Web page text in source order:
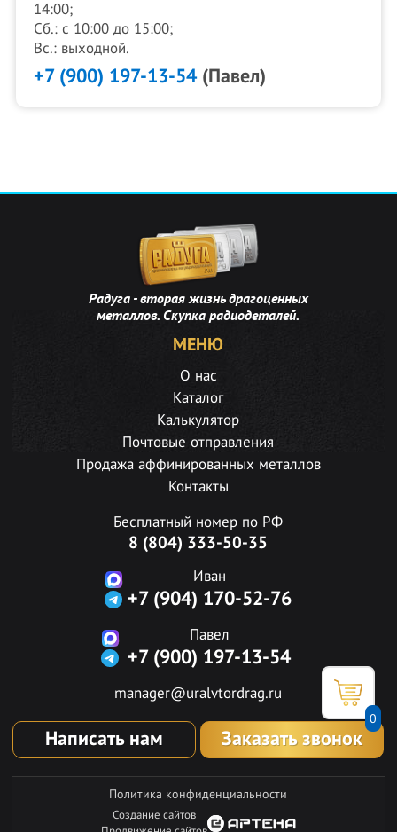
0
14:00;
Сб.: с 10:00 до 15:00;
Вс.: выходной.
+7 (900) 197-13-54(Павел)
Радуга - вторая жизнь драгоценных
металлов. Скупка радиодеталей.
МЕНЮ
О нас
Каталог
Калькулятор
Почтовые отправления
Продажа аффинированных металлов
Контакты
Бесплатный номер по РФ
8 (804) 333-50-35
Иван
+7 (904) 170-52-76
Павел
+7 (900) 197-13-54
manager@uralvtordrag.ru
Написать нам Заказать звонок
Политика конфиденциальности
Создание сайтов